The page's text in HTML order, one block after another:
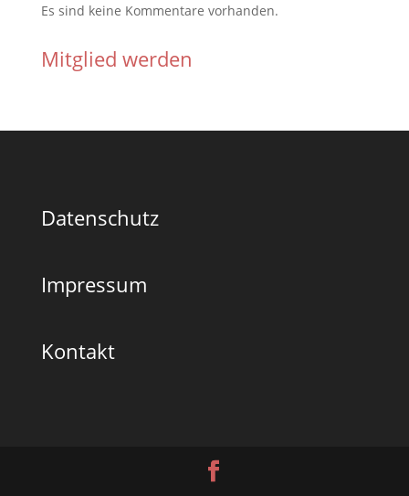
Es sind keine Kommentare vorhanden.
Mitglied werden
Datenschutz
Impressum
Kontakt